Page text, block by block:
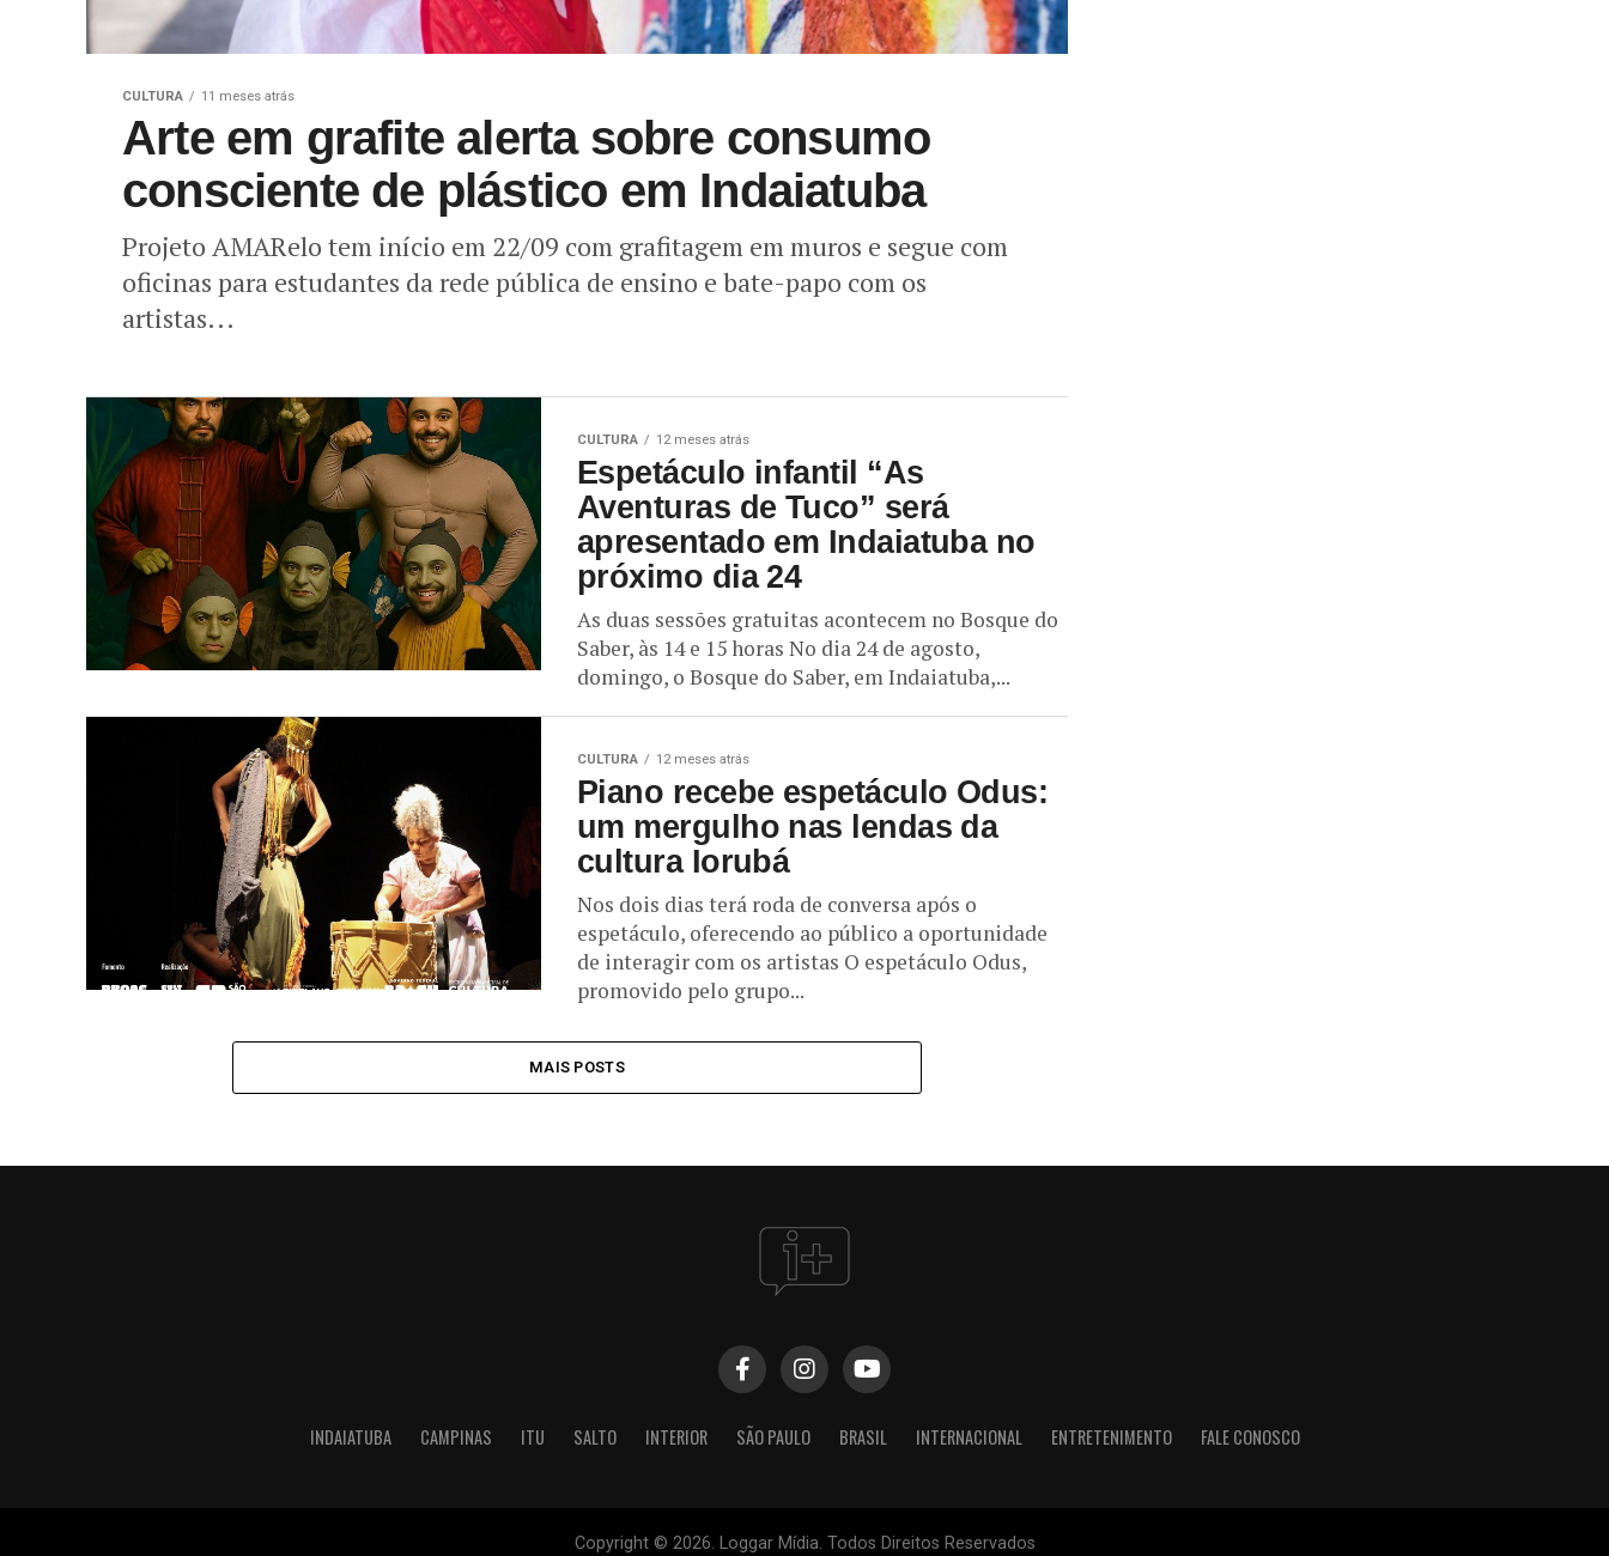
CULTURA 11 meses atrás
Arte em grafite alerta sobre consumo
consciente de plástico em Indaiatuba
Projeto AMARelo tem início em 22/09 com grafitagem em muros e segue com
oficinas para estudantes da rede pública de ensino e bate-papo com os
artistas...
CULTURA 12 meses atrás
Espetáculo infantil “As
Aventuras de Tuco” será
apresentado em Indaiatuba no
próximo dia 24
As duas sessões gratuitas acontecem no Bosque do
Saber, às 14 e 15 horas No dia 24 de agosto,
domingo, o Bosque do Saber, em Indaiatuba,...
CULTURA 12 meses atrás
Piano recebe espetáculo Odus:
um mergulho nas lendas da
cultura Iorubá
Nos dois dias terá roda de conversa após o
espetáculo, oferecendo ao público a oportunidade
de interagir com os artistas O espetáculo Odus,
promovido pelo grupo...
MAIS POSTS
INDAIATUBA CAMPINAS ITU SALTO INTERIOR SÃO PAULO BRASIL INTERNACIONAL ENTRETENIMENTO FALE CONOSCO
Copyright © 2026. Loggar Mídia. Todos Direitos Reservados